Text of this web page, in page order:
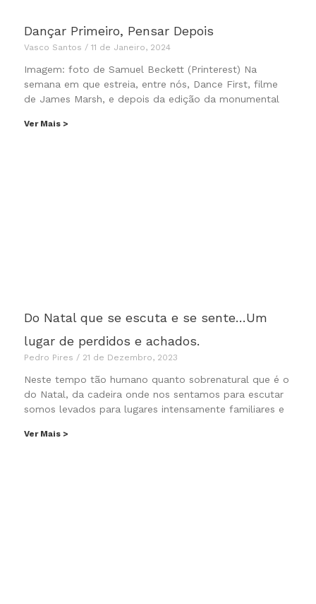
Dançar Primeiro, Pensar Depois
Vasco Santos 11 de Janeiro, 2024
Imagem: foto de Samuel Beckett (Printerest) Na
semana em que estreia, entre nós, Dance First, filme
de James Marsh, e depois da edição da monumental
Ver Mais >
Do Natal que se escuta e se sente…Um
lugar de perdidos e achados.
Pedro Pires 21 de Dezembro, 2023
Neste tempo tão humano quanto sobrenatural que é o
do Natal, da cadeira onde nos sentamos para escutar
somos levados para lugares intensamente familiares e
Ver Mais >